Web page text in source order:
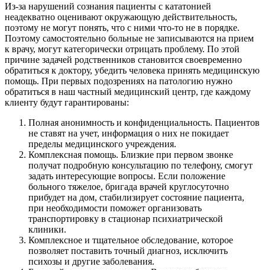
Из-за нарушений сознания пациенты с кататонией
неадекватно оценивают окружающую действительность,
поэтому не могут понять, что с ними что-то не в порядке.
Поэтому самостоятельно больные не записываются на прием
к врачу, могут категорически отрицать проблему. По этой
причине задачей родственников становится своевременно
обратиться к доктору, убедить человека принять медицинскую
помощь. При первых подозрениях на патологию нужно
обратиться в наш частный медицинский центр, где каждому
клиенту будут гарантированы:
Полная анонимность и конфиденциальность. Пациентов
не ставят на учет, информация о них не покидает
пределы медицинского учреждения.
Комплексная помощь. Близкие при первом звонке
получат подробную консультацию по телефону, смогут
задать интересующие вопросы. Если положение
больного тяжелое, бригада врачей круглосуточно
прибудет на дом, стабилизирует состояние пациента,
при необходимости поможет организовать
транспортировку в стационар психиатрической
клиники.
Комплексное и тщательное обследование, которое
позволяет поставить точный диагноз, исключить
психозы и другие заболевания.